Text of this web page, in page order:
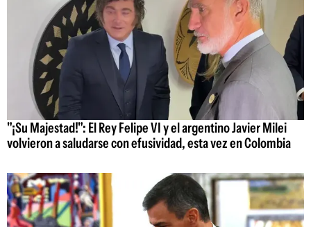
"¡Su Majestad!": El Rey Felipe VI y el argentino Javier Milei
volvieron a saludarse con efusividad, esta vez en Colombia